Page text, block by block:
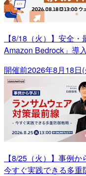
【8/18（火）】安全
Amazon Bedrock」導
開催前2026年8月18日
【8/25（火）】事例
今すぐ実践できる多重